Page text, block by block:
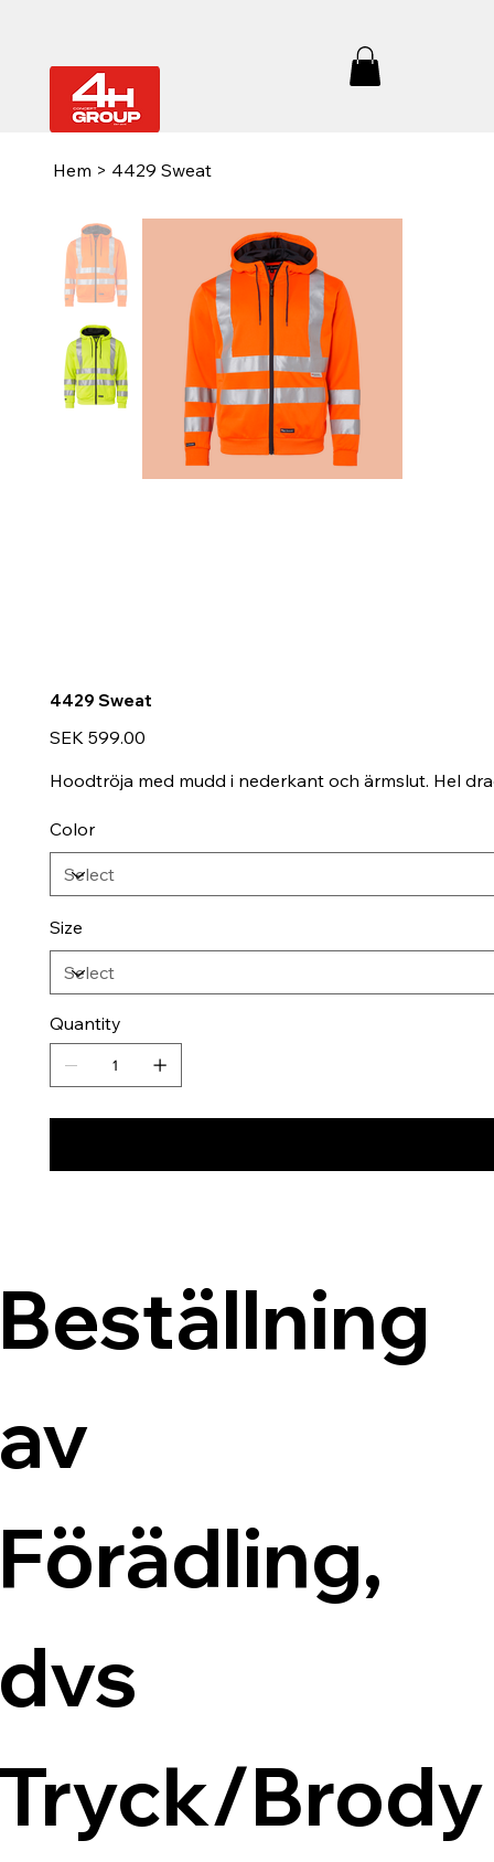
Hem > 4429 Sweat
4429 Sweat
Price
SEK 599.00
Hoodtröja med mudd i nederkant och ärmslut. Hel
Color
Size
Quantity
Brody